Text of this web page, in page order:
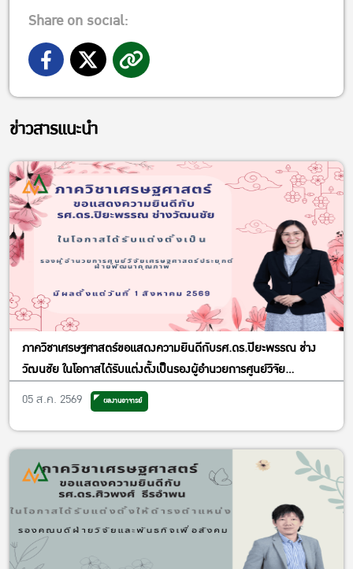
Share on social:
ข่าวสารแนะนำ
ภาควิชาเศรษฐศาสตร์ขอแสดงความยินดีกับรศ.ดร.ปิยะพรรณ ช่าง
วัฒนชัย ในโอกาสได้รับแต่งตั้งเป็นรองผู้อำนวยการศูนย์วิจัย
เศรษฐศาสตร์ประยุกต์ ฝ่ายพัฒนาคุณภาพ
05 ส.ค. 2569 ผลงานอาจารย์